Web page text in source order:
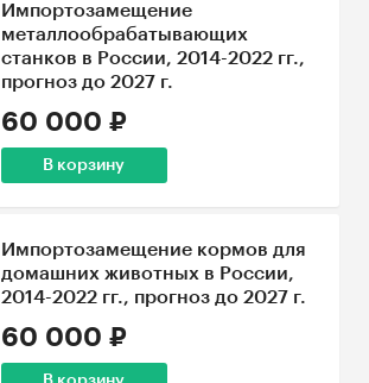
Импортозамещение
металлообрабатывающих
станков в России, 2014-2022 гг.,
прогноз до 2027 г.
60 000 ₽
В корзину
Импортозамещение кормов для
домашних животных в России,
2014-2022 гг., прогноз до 2027 г.
60 000 ₽